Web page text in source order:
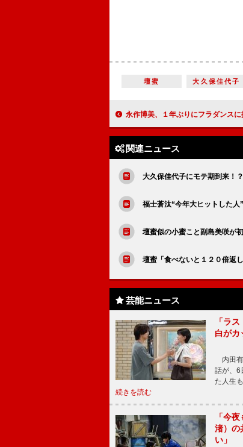
壇蜜 大久保佳代子
永作博美、１年ぶりにフラダンスに挑戦！ 「心が
関連ニュース
大久保佳代子にモテ期到来！
福士蒼汰“今年大ヒットした
壇蜜似の小蜜こと副島美咲が
壇蜜「食べないと１２０倍返
芸能ニュース
「ラ
白がカ
内田有
話が、6
た人生
続きを読む
「今
渚）の
い」